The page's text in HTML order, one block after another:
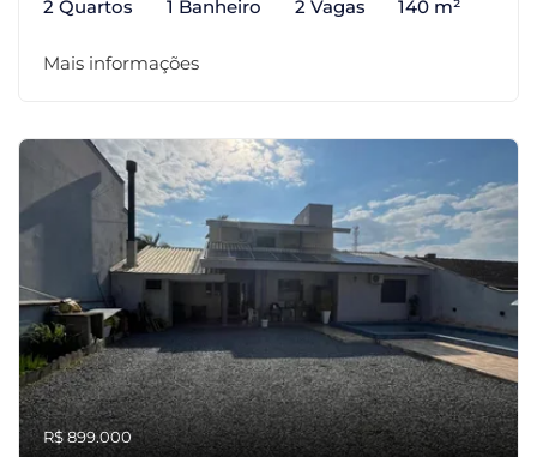
2 Quartos 1 Banheiro 2 Vagas 140 m²
Mais informações
R$ 899.000